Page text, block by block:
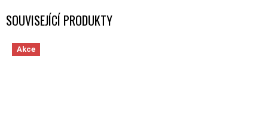
SOUVISEJÍCÍ PRODUKTY
Akce